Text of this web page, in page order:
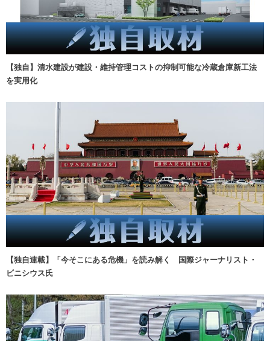
【独自】清水建設が建設・維持管理コストの抑制可能な冷蔵倉庫新工法
を実用化
【独自連載】「今そこにある危機」を読み解く 国際ジャーナリスト・
ビニシウス氏